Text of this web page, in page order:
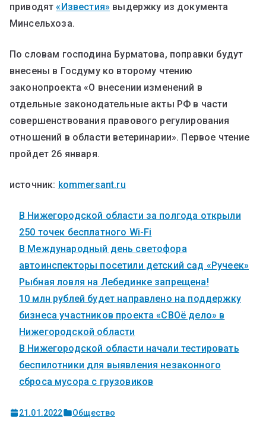
приводят«Известия» выдержку из документа
Минсельхоза.
По словам господина Бурматова, поправки будут
внесены в Госдуму ко второму чтению
законопроекта «О внесении изменений в
отдельные законодательные акты РФ в части
совершенствования правового регулирования
отношений в области ветеринарии». Первое чтение
пройдет 26 января.
источник: kommersant.ru
В Нижегородской области за полгода открыли
250 точек бесплатного Wi-Fi
В Международный день светофора
автоинспекторы посетили детский сад «Ручеек»
Рыбная ловля на Лебединке запрещена!
10 млн рублей будет направлено на поддержку
бизнеса участников проекта «СВОё дело» в
Нижегородской области
В Нижегородской области начали тестировать
беспилотники для выявления незаконного
сброса мусора с грузовиков
21.01.2022 Общество